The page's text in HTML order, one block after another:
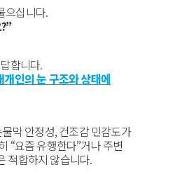
으십니다.
합니다.
인의 눈 구조와 상태에
막 안정성, 건조감 민감도가
“요즘 유행한다”거나 주변
적합하지 않습니다.